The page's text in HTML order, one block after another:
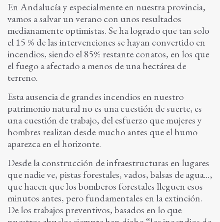
En Andalucía y especialmente en nuestra provincia,
vamos a salvar un verano con unos resultados
medianamente optimistas. Se ha logrado que tan solo
el 15 % de las intervenciones se hayan convertido en
incendios, siendo el 85% restante conatos, en los que
el fuego a afectado a menos de una hectárea de
terreno.
Esta ausencia de grandes incendios en nuestro
patrimonio natural no es una cuestión de suerte, es
una cuestión de trabajo, del esfuerzo que mujeres y
hombres realizan desde mucho antes que el humo
aparezca en el horizonte.
Desde la construcción de infraestructuras en lugares
que nadie ve, pistas forestales, vados, balsas de agua...,
que hacen que los bomberos forestales lleguen esos
minutos antes, pero fundamentales en la extinción.
De los trabajos preventivos, basados en lo que